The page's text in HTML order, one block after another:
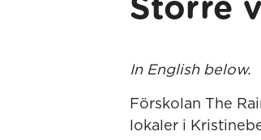
Större
In English below.
Förskolan The
lokaler i